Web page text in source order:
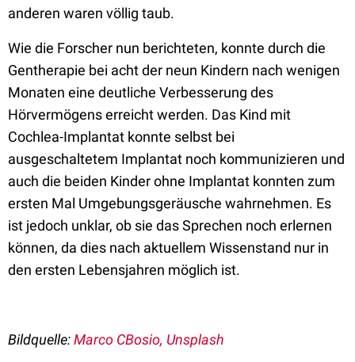
anderen waren völlig taub.
Wie die Forscher nun berichteten, konnte durch die
Gentherapie bei acht der neun Kindern nach wenigen
Monaten eine deutliche Verbesserung des
Hörvermögens erreicht werden. Das Kind mit
Cochlea-Implantat konnte selbst bei
ausgeschaltetem Implantat noch kommunizieren und
auch die beiden Kinder ohne Implantat konnten zum
ersten Mal Umgebungsgeräusche wahrnehmen. Es
ist jedoch unklar, ob sie das Sprechen noch erlernen
können, da dies nach aktuellem Wissenstand nur in
den ersten Lebensjahren möglich ist.
Bildquelle:Marco CBosio, Unsplash